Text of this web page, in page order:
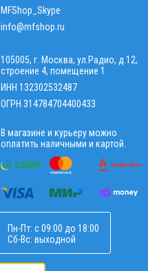
MFShop_Skype
info@mfshop.ru
105005, г. Москва, ул.Радио, д.12,
строение 4, помещение 1
ИНН 132302532487
ОГРН 314784704400433
В магазине и курьеру можно
оплатить наличными и картой.
Пн-Пт: с 09:00 до 18:00
Сб-Вс: выходной